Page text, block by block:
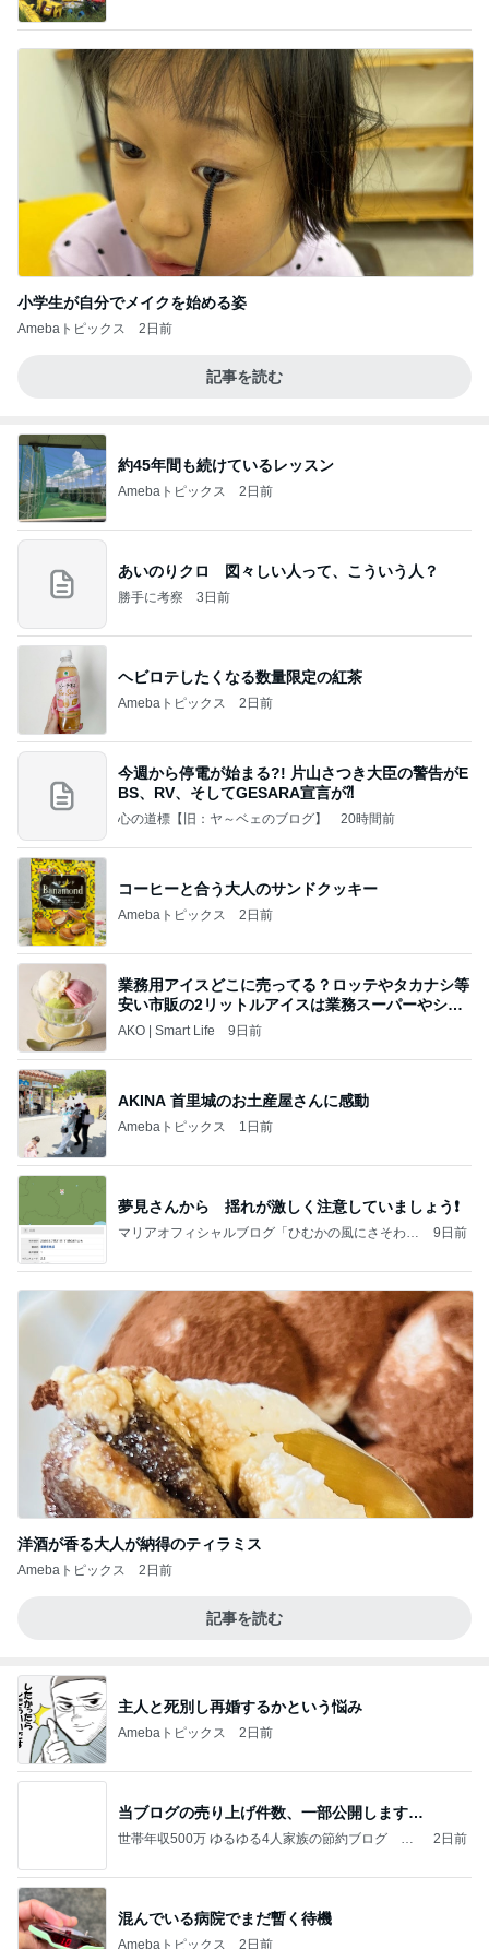
小学生が自分でメイクを始める姿
Amebaトピックス 2日前
記事を読む
約45年間も続けているレッスン
Amebaトピックス 2日前
あいのりクロ 図々しい人って、こういう人？
勝手に考察 3日前
ヘビロテしたくなる数量限定の紅茶
Amebaトピックス 2日前
今週から停電が始まる?! 片山さつき大臣の警告がE
BS、RV、そしてGESARA宣言が⁈
心の道標【旧：ヤ～ベェのブログ】 20時間前
コーヒーと合う大人のサンドクッキー
Amebaトピックス 2日前
業務用アイスどこに売ってる？ロッテやタカナシ等
安い市販の2リットルアイスは業務スーパーやシャ
トレ
AKO | Smart Life 9日前
AKINA 首里城のお土産屋さんに感動
Amebaトピックス 1日前
夢見さんから 揺れが激しく注意していましょう❗️
マリアオフィシャルブログ「ひむかの風にさそわれ
9日前
洋酒が香る大人が納得のティラミス
Amebaトピックス 2日前
記事を読む
主人と死別し再婚するかという悩み
Amebaトピックス 2日前
当ブログの売り上げ件数、一部公開します…
世帯年収500万 ゆるゆる4人家族の節約ブログ 〜
2日前
混んでいる病院でまだ暫く待機
Amebaトピックス 2日前